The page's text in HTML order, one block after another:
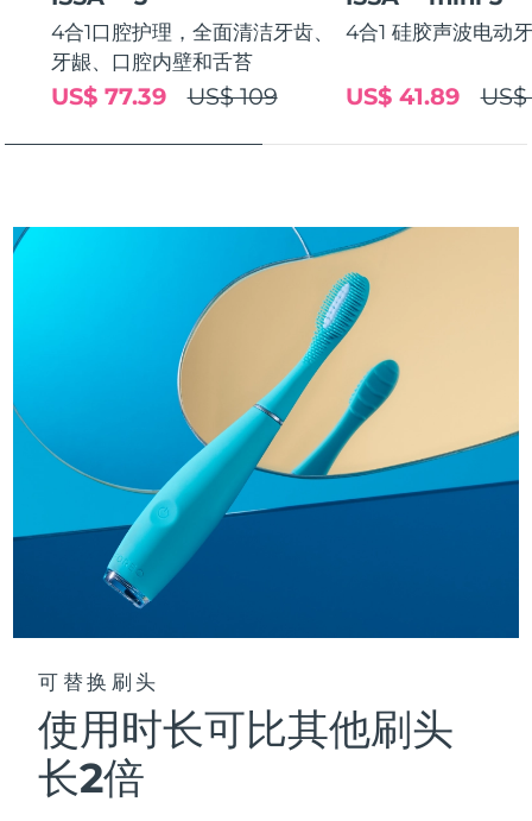
4合1口腔护理，全面清洁牙齿、
牙龈、口腔内壁和舌苔
US$ 109
US$ 77.39
4合1 硅胶声波电动
US$ 41.89
可替换刷头
使用时长可比其他刷头
长2倍
斯洛伐克 预计送达日期08/08/2026
斯洛文尼亚
预计送达日期
预计送达日期
预计送达日期
预计送达日期
泰国 预计送达日期12/08/2026
土耳其
阿拉伯联合酋长国
英国 预计送达日期08/08/2026
美国
乌兹别克斯坦 预计送达日期13/08/2026
越南